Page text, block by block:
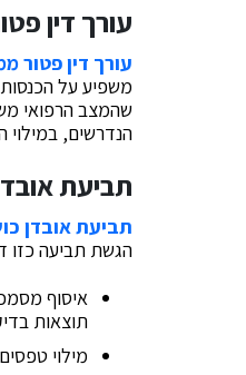
עורך דין
עורך דין פטור
משפיע על
שהמצב הרפואי
הנדרשים,
תביעת
תביעת אובדן
הגשת תביעה כזו
איסוף
תוצאות
מילוי